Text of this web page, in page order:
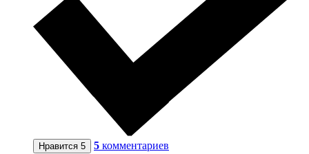
Нравится 5 5 комментариев